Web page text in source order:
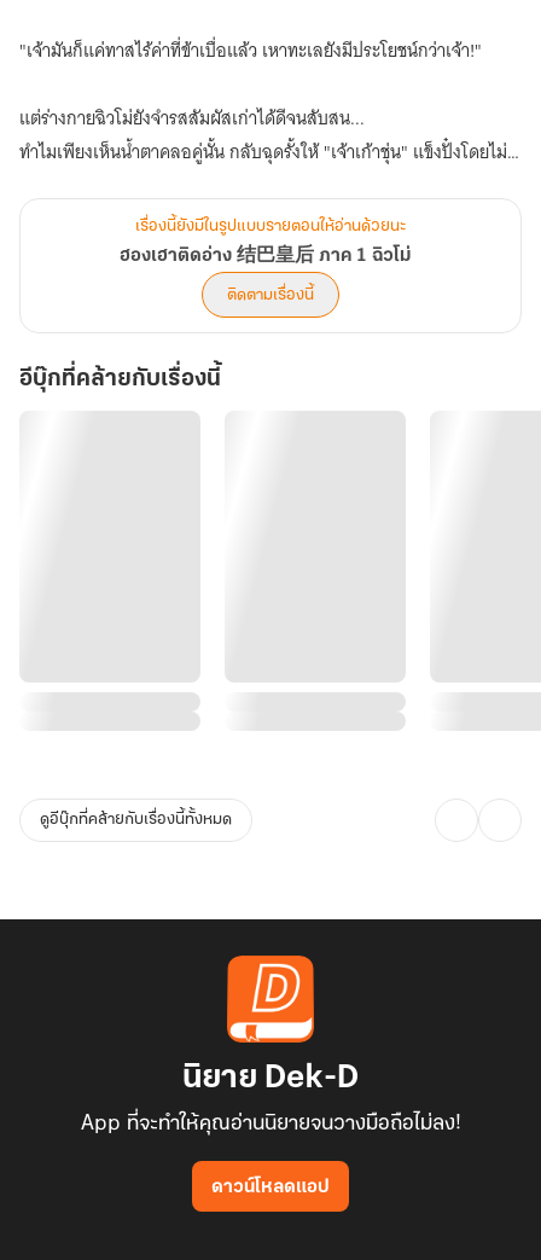
"เจ้ามันก็แค่ทาสไร้ค่าที่ข้าเบื่อแล้ว เหาทะเลยังมีประโยชน์กว่าเจ้า!"
แต่ร่างกายฉิวโม่ยังจำรสสัมผัสเก่าได้ดีจนสับสน...
ทำไมเพียงเห็นน้ำตาคลอคู่นั้น กลับฉุดรั้งให้ "เจ้าเก้าชุ่น" แข็งปั๋งโดยไม่
เมื่อความทรงจำหวนคืน
เขายอม "ถอนเกล็ดมังกร" แลกลมหายใจบนบกเพื่อตามง้อเมีย
ง้อด้วยการ "ลงโทษ" ดุเดือดทั้งคืน ด้วยไข่มุกนิลและครรภ์มังกรวารี
"เจ้าหนีข้าไม่พ้น ไม่ว่าชาติไหนก็ตาม"
เรื่องนี้ยังมีในรูปแบบรายตอนให้อ่านด้วยนะ
ฮองเฮาติดอ่าง 结巴皇后 ภาค 1 ฉิวโม่
ติดตามเรื่องนี้
อีบุ๊กที่คล้ายกับเรื่องนี้
ดูอีบุ๊กที่คล้ายกับเรื่องนี้ทั้งหมด
นิยาย Dek-D
App ที่จะทำให้คุณอ่านนิยายจนวางมือถือไม่ลง!
ดาวน์โหลดแอป